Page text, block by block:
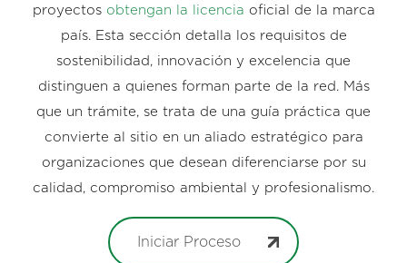
proyectos obtengan la licencia oficial de la marca
país. Esta sección detalla los requisitos de
sostenibilidad, innovación y excelencia que
distinguen a quienes forman parte de la red. Más
que un trámite, se trata de una guía práctica que
convierte al sitio en un aliado estratégico para
organizaciones que desean diferenciarse por su
calidad, compromiso ambiental y profesionalismo.
Iniciar Proceso